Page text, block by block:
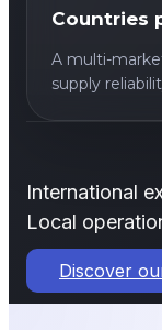
Countries
A multi-
supply
International
Local
Discover